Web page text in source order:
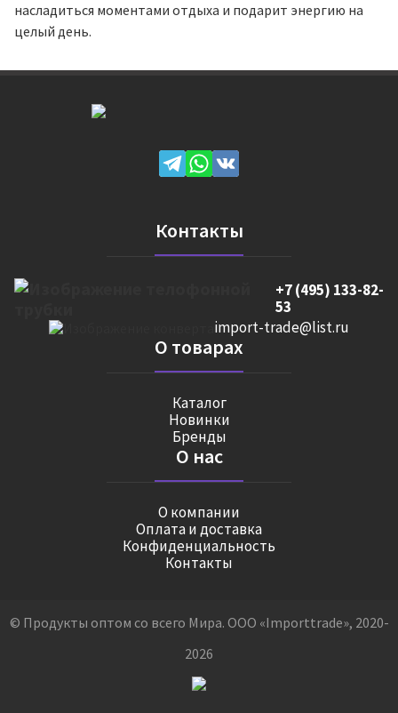
насладиться моментами отдыха и подарит энергию на
целый день.
Контакты
+7 (495) 133-82-
53
import-trade@list.ru
О товарах
Каталог
Новинки
Бренды
О нас
О компании
Оплата и доставка
Конфиденциальность
Контакты
© Продукты оптом со всего Мира. ООО «Importtrade», 2020-
2026